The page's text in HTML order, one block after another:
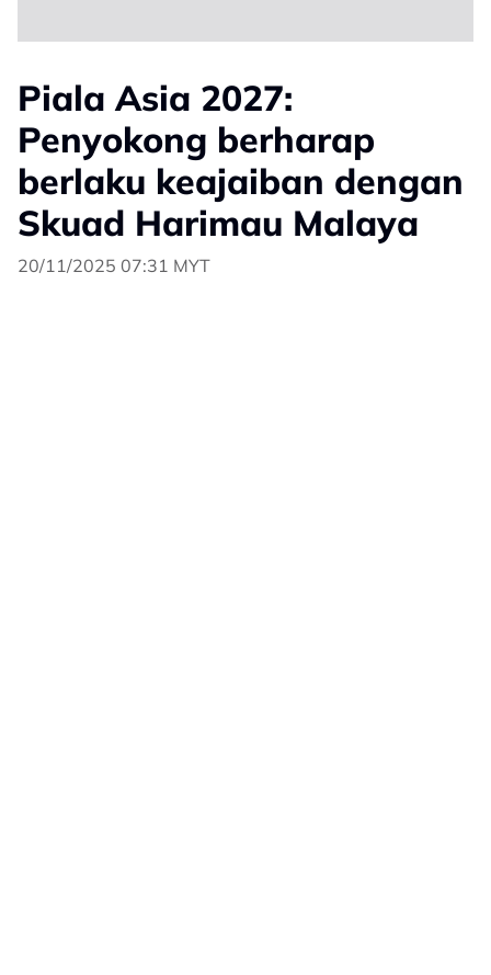
Piala Asia 2027:
Penyokong berharap
berlaku keajaiban dengan
Skuad Harimau Malaya
20/11/2025 07:31 MYT